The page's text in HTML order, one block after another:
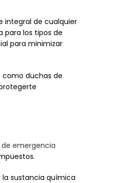
integral de cualquier
para los tipos de
para minimizar
como duchas de
emergencia
la sustancia química